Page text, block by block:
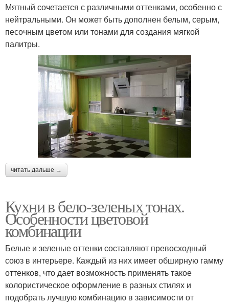
Мятный сочетается с различными оттенками, особенно с
нейтральными. Он может быть дополнен белым, серым,
песочным цветом или тонами для создания мягкой
палитры.
читать дальше →
Кухни в бело-зеленых тонах.
Особенности цветовой
комбинации
Белые и зеленые оттенки составляют превосходный
союз в интерьере. Каждый из них имеет обширную гамму
оттенков, что дает возможность применять такое
колористическое оформление в разных стилях и
подобрать лучшую комбинацию в зависимости от